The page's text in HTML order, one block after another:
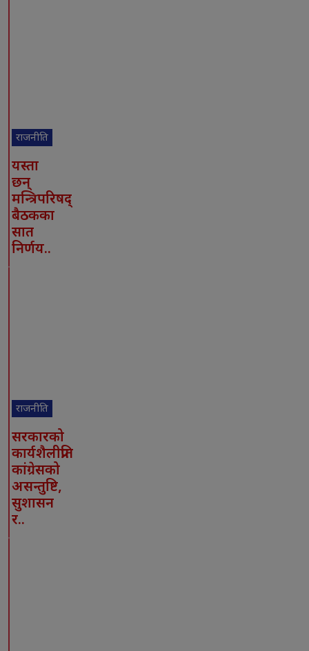
राजनीति
यस्ता
छन्
मन्त्रिपरिषद्
बैठकका
सात
निर्णय..
राजनीति
सरकारको
कार्यशैलीप्रति
कांग्रेसको
असन्तुष्टि,
सुशासन
र..